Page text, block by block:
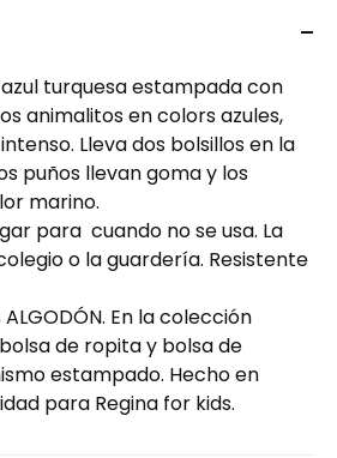
turquesa estampada con
animalitos en colors azules,
Lleva dos bolsillos en la
puños llevan goma y los
marino.
para cuando no se usa. La
o la guardería. Resistente
En la colección
de ropita y bolsa de
estampado. Hecho en
para Regina for kids.